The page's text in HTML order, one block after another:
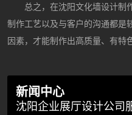
总之，在沈阳文化墙设计制
制作工艺以及与客户的沟通都是
因素，才能制作出高质量、有特
新闻中心
沈阳企业展厅设计公司